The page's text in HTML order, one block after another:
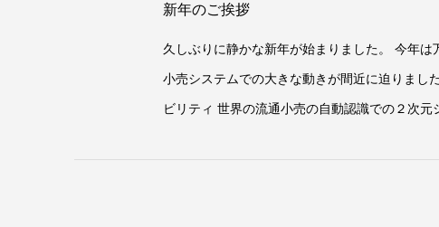
新年のご挨拶
久しぶりに静かな新年が始まりました。 今年
小売システムでの大きな動きが間近に迫りまし
ビリティ 世界の流通小売の自動認識での２次元